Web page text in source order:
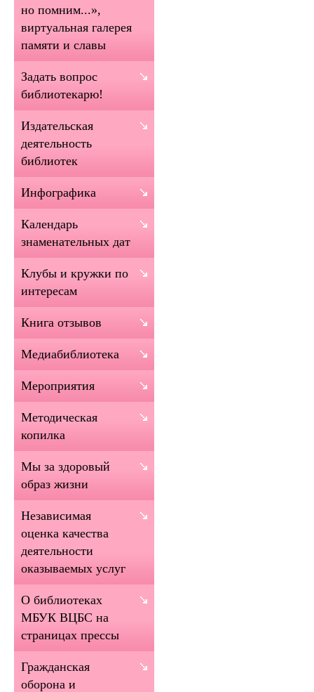
но помним...»,
виртуальная галерея
памяти и славы
Задать вопрос
библиотекарю!
Издательская
деятельность
библиотек
Инфографика
Календарь
знаменательных дат
Клубы и кружки по
интересам
Книга отзывов
Медиабиблиотека
Мероприятия
Методическая
копилка
Мы за здоровый
образ жизни
Независимая
оценка качества
деятельности
оказываемых услуг
О библиотеках
МБУК ВЦБС на
страницах прессы
Гражданская
оборона и